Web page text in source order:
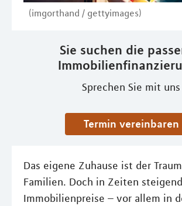
(imgorthand / gettyimages)
Sie suchen die
Sprechen Sie mit uns
Termin vereinbaren
Das eigene Zuhause ist der
Familien. Doch in Zeiten
Immobilienpreise – vor allem in